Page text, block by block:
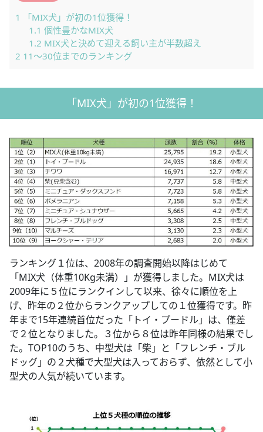
1
「MIX犬」が初の1位獲得！
1.1 個性豊かなMIX犬
1.2 MIX犬と決めて迎える飼い主が半数超え
2 11～30位までのランキング
「MIX犬」が初の1位獲得！
ランキング１位は、2008年の調査開始以降はじめて
「MIX犬（体重10Kg未満）」が獲得しました。MIX犬は
2009年に５位にランクインして以来、徐々に順位を上
げ、昨年の２位からランクアップしての１位獲得です。昨
年まで15年連続首位だった「トイ・プードル」は、僅差
で２位となりました。３位から８位は昨年同様の結果でし
た。TOP10のうち、中型犬は「柴」と「フレンチ・ブル
ドッグ」の２犬種で大型犬は入っておらず、依然として小
型犬の人気が続いています。